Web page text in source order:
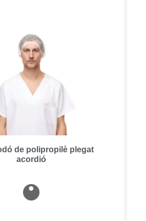
de polipropilè plegat
acordió